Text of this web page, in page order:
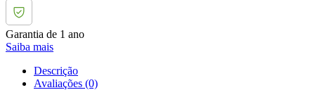
Garantia de 1 ano
Saiba mais
Descrição
Avaliações (0)